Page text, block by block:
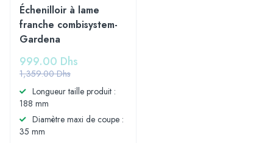
Échenilloir à lame
franche combisystem-
Gardena
1,359.00Dhs
999.00 Dhs
Longueur taille produit :
188 mm
Diamètre maxi de coupe :
35 mm